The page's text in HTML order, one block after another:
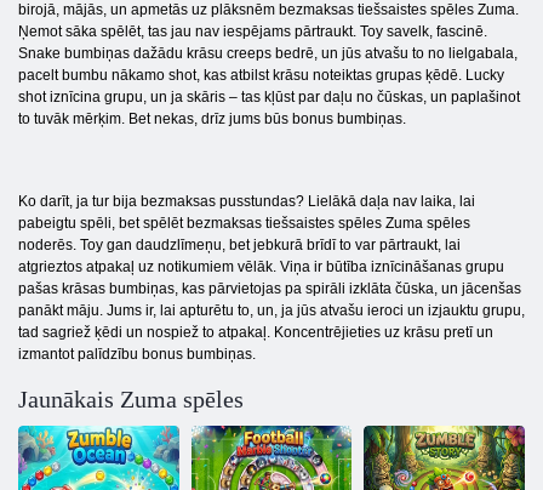
birojā, mājās, un apmetās uz plāksnēm bezmaksas tiešsaistes spēles Zuma.
Ņemot sāka spēlēt, tas jau nav iespējams pārtraukt. Toy savelk, fascinē.
Snake bumbiņas dažādu krāsu creeps bedrē, un jūs atvašu to no lielgabala,
pacelt bumbu nākamo shot, kas atbilst krāsu noteiktas grupas ķēdē. Lucky
shot iznīcina grupu, un ja skāris – tas kļūst par daļu no čūskas, un paplašinot
to tuvāk mērķim. Bet nekas, drīz jums būs bonus bumbiņas.
Ko darīt, ja tur bija bezmaksas pusstundas? Lielākā daļa nav laika, lai
pabeigtu spēli, bet spēlēt bezmaksas tiešsaistes spēles Zuma spēles
noderēs. Toy gan daudzlīmeņu, bet jebkurā brīdī to var pārtraukt, lai
atgrieztos atpakaļ uz notikumiem vēlāk. Viņa ir būtība iznīcināšanas grupu
pašas krāsas bumbiņas, kas pārvietojas pa spirāli izklāta čūska, un jācenšas
panākt māju. Jums ir, lai apturētu to, un, ja jūs atvašu ieroci un izjauktu grupu,
tad sagriež ķēdi un nospiež to atpakaļ. Koncentrējieties uz krāsu pretī un
izmantot palīdzību bonus bumbiņas.
Jaunākais Zuma spēles